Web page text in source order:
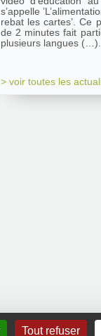
Tout refuser
s’appelle
rebat les cartes’. Ce petit film d’une durée
de 2 minutes fait
plusieurs langues (…)...
> voir toutes les